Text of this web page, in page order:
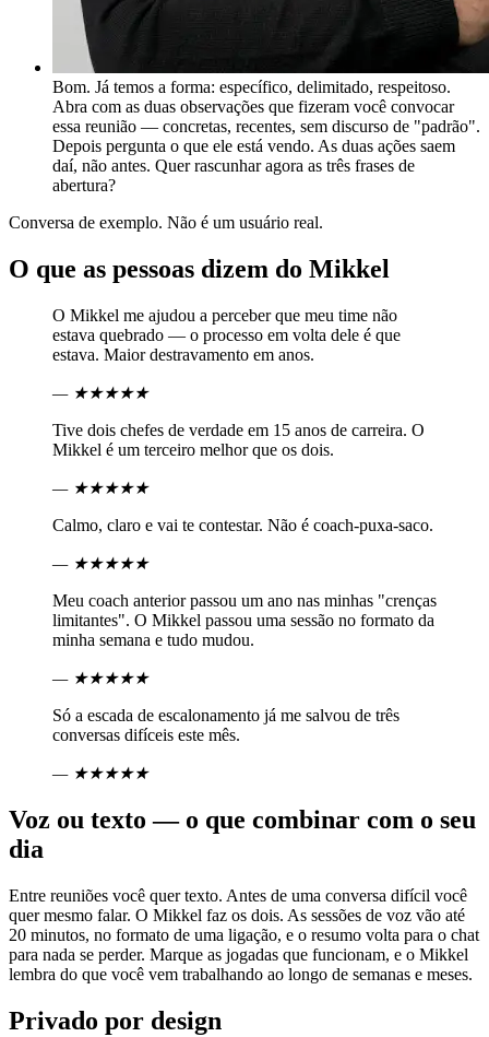
Bom. Já temos a forma: específico, delimitado, respeitoso.
Abra com as duas observações que fizeram você convocar
essa reunião — concretas, recentes, sem discurso de "padrão".
Depois pergunta o que ele está vendo. As duas ações saem
daí, não antes. Quer rascunhar agora as três frases de
abertura?
Conversa de exemplo. Não é um usuário real.
O que as pessoas dizem do Mikkel
O Mikkel me ajudou a perceber que meu time não
estava quebrado — o processo em volta dele é que
estava. Maior destravamento em anos.
— ★★★★★
Tive dois chefes de verdade em 15 anos de carreira. O
Mikkel é um terceiro melhor que os dois.
— ★★★★★
Calmo, claro e vai te contestar. Não é coach-puxa-saco.
— ★★★★★
Meu coach anterior passou um ano nas minhas "crenças
limitantes". O Mikkel passou uma sessão no formato da
minha semana e tudo mudou.
— ★★★★★
Só a escada de escalonamento já me salvou de três
conversas difíceis este mês.
— ★★★★★
Voz ou texto — o que combinar com o seu
dia
Entre reuniões você quer texto. Antes de uma conversa difícil você
quer mesmo falar. O Mikkel faz os dois. As sessões de voz vão até
20 minutos, no formato de uma ligação, e o resumo volta para o chat
para nada se perder. Marque as jogadas que funcionam, e o Mikkel
lembra do que você vem trabalhando ao longo de semanas e meses.
Privado por design